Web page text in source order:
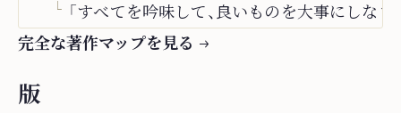
「すべてを吟味して、良いものを大事にしなさ
信仰の答え
完全な著作マップを見る
版